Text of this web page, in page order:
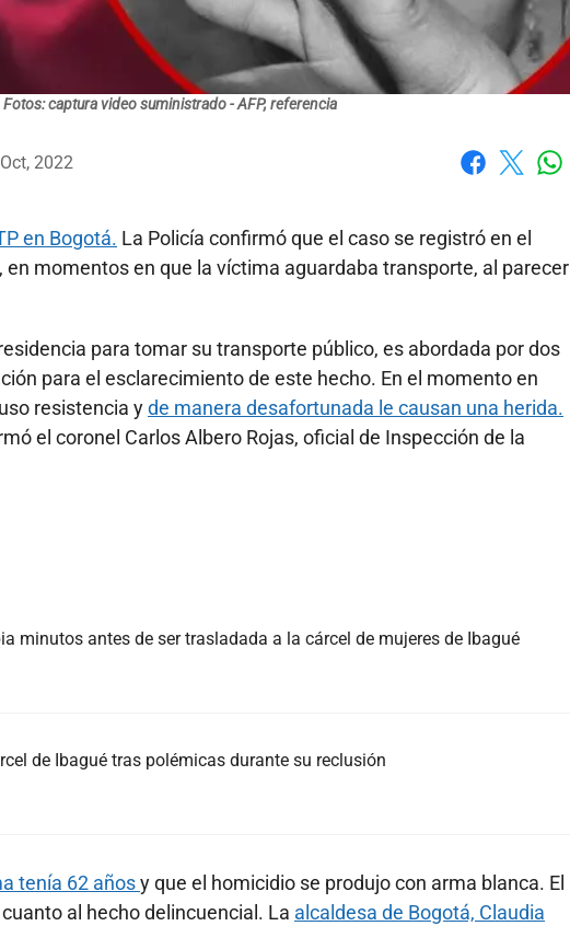
Fotos: captura video suministrado - AFP, referencia
2022
en Bogotá. La Policía confirmó que el caso se registró en el
en momentos en que la víctima aguardaba transporte, al parecer
para tomar su transporte público, es abordada por dos
para el esclarecimiento de este hecho. En el momento en
resistencia yde manera desafortunada le causan una herida.
el coronel Carlos Albero Rojas, oficial de Inspección de la
minutos antes de ser trasladada a la cárcel de mujeres de Ibagué
de Ibagué tras polémicas durante su reclusión
tenía 62 añosy que el homicidio se produjo con arma blanca. El
al hecho delincuencial. La alcaldesa de Bogotá, Claudia